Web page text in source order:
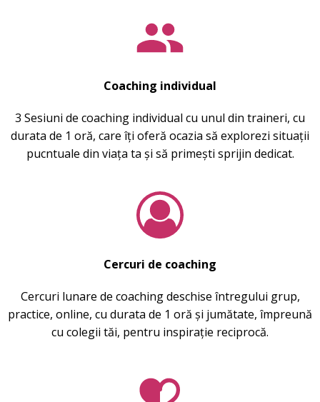
Coaching individual
3 Sesiuni de coaching individual cu unul din traineri, cu
durata de 1 oră, care îți oferă ocazia să explorezi situații
pucntuale din viața ta și să primești sprijin dedicat.
Cercuri de coaching
Cercuri lunare de coaching deschise întregului grup,
practice, online, cu durata de 1 oră și jumătate, împreună
cu colegii tăi, pentru inspirație reciprocă.